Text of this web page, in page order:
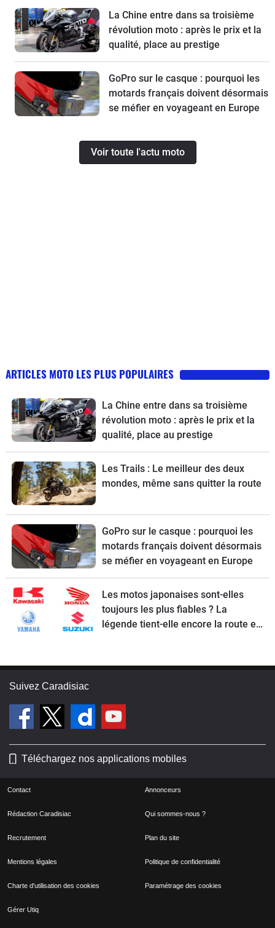
La Chine entre dans sa troisième
révolution moto : après le prix et la
qualité, place au prestige
GoPro sur le casque : pourquoi les
motards français doivent désormais
se méfier en voyageant en Europe
Voir toute l'actu moto
ARTICLES MOTO LES PLUS POPULAIRES
La Chine entre dans sa troisième
révolution moto : après le prix et la
qualité, place au prestige
Les Trails : Le meilleur des deux
mondes, même sans quitter la route
GoPro sur le casque : pourquoi les
motards français doivent désormais
se méfier en voyageant en Europe
Les motos japonaises sont-elles
toujours les plus fiables ? La
légende tient-elle encore la route en
Suivez Caradisiac
Téléchargez nos applications mobiles
Contact Annonceurs
Rédaction Caradisiac Qui sommes-nous ?
Recrutement Plan du site
Mentions légales Politique de confidentialité
Charte d'utilisation des cookies Paramétrage des cookies
Gérer Utiq